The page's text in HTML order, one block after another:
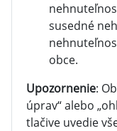
susedné
obce.
Upozornenie:
úprav“ alebo
tlačive uvedie